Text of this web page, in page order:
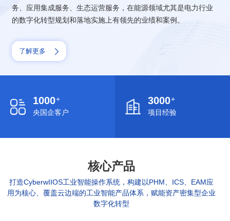
务、应用集成服务、生态运营服务，在能源领域尤其是电力行业
的数字化转型规划和落地实施上有领先的业绩和案例。
了解更多
1000+
央国企客户
3000+
项目经验
核心产品
打造CyberwIIOS工业智能操作系统，构建以PHM、ICS、EAM应
用为核心、覆盖云边端的工业智能产品体系，赋能资产密集型企业
数字化转型